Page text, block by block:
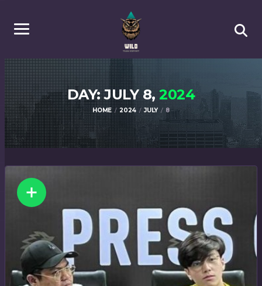
DAY: JULY 8,2024
HOME 2024 JULY 8